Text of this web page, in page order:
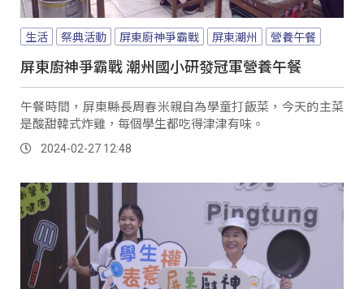
生活 祭典活動 屏東廚神爭霸戰 屏東潮州 營養午餐
屏東廚神爭霸戰 潮州國小研發冠軍營養午餐
午餐時間，屏東縣長周春米親自為學童打飯菜，今天的主菜
是酸甜韓式炸雞，每個學生都吃得津津有味。
2024-02-27 12:48